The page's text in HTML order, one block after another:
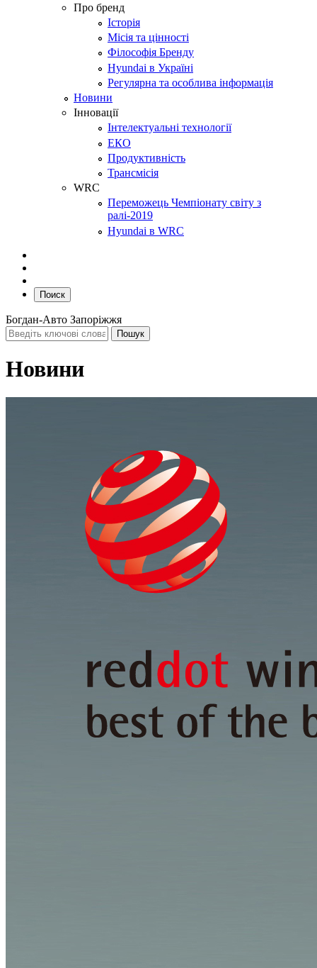
Про бренд
Історія
Місія та цінності
Філософія Бренду
Hyundai в Україні
Регулярна та особлива інформація
Новини
Інновації
Інтелектуальні технології
ЕКО
Продуктивність
Трансмісія
WRC
Переможець Чемпіонату світу з
ралі-2019
Hyundai в WRC
Поиск
Богдан-Авто Запоріжжя
Новини